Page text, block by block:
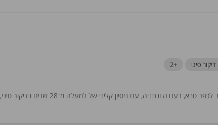
דיקור סיני +2
זיו אלקלעי מטפל בכיר ברפואה סינית ומטפל בשרון והמרכז קרוב לכפר סבא, רעננה ונתניה, עם ניסיון קליני של למעלה מ־28 שנים בדיקור סיני,